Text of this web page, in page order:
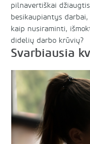
pilnavertiškai
besikaupiantys
kaip nusiraminti,
didelių darbo krūvių?
Svarbiausia